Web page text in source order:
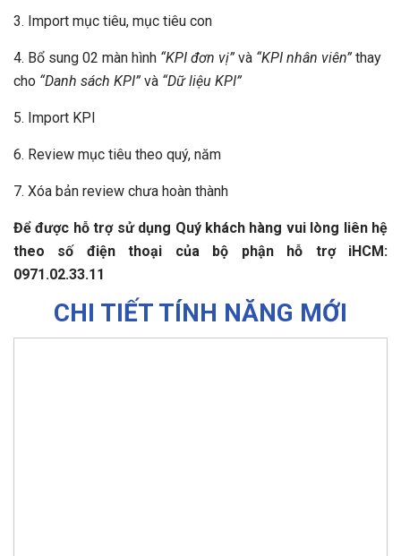
3. Import mục tiêu, mục tiêu con
4. Bổ sung 02 màn hình “KPI đơn vị” và “KPI nhân viên” thay
cho “Danh sách KPI” và “Dữ liệu KPI”
5. Import KPI
6. Review mục tiêu theo quý, năm
7. Xóa bản review chưa hoàn thành
Để được hỗ trợ sử dụng Quý khách hàng vui lòng liên hệ
theo số điện thoại của bộ phận hỗ trợ iHCM:
0971.02.33.11
CHI TIẾT TÍNH NĂNG MỚI